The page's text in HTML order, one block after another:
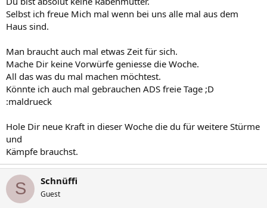
Selbst ich freue Mich mal wenn bei uns alle mal aus dem
Haus sind.
Man braucht auch mal etwas Zeit für sich.
Mache Dir keine Vorwürfe geniesse die Woche.
All das was du mal machen möchtest.
Könnte ich auch mal gebrauchen ADS freie Tage ;D
:maldrueck
Hole Dir neue Kraft in dieser Woche die du für weitere Stürme
und
Kämpfe brauchst.
S Schnüffi
Guest